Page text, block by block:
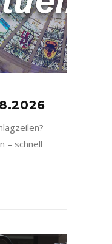
– schnell